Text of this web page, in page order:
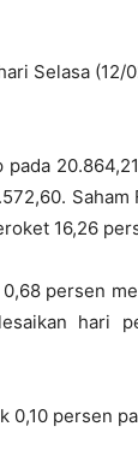
Selasa (12/
Saham
16,26
persen
hari
0,10 persen